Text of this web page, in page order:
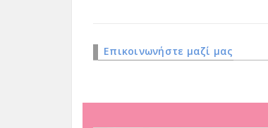
Επικοινωνήστε μαζί μας